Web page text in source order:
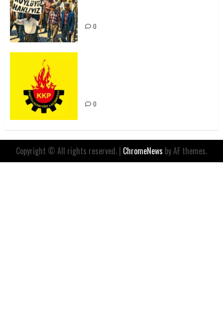
0
0
Copyright © All rights reserved. | ChromeNews by AF themes.